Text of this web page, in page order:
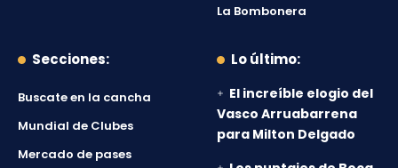
La Bombonera
Secciones:
Buscate en la cancha
Mundial de Clubes
Mercado de pases
Lo último:
El increíble elogio del
Vasco Arruabarrena
para Milton Delgado